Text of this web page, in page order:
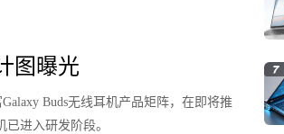
图曝光
Buds无线耳机产品矩阵，在即将推
进入研发阶段。